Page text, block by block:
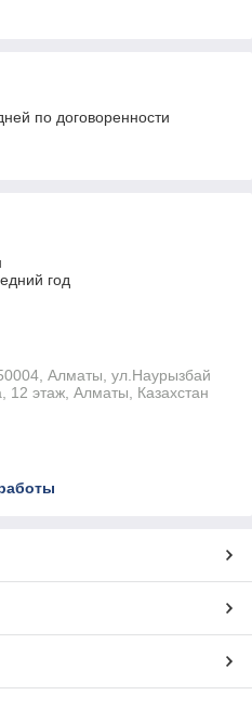
по договоренности
год
Алматы, ул.Наурызбай
12 этаж, Алматы, Казахстан